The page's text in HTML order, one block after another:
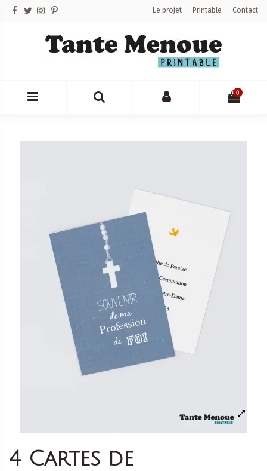
Le projet Printable Contact
0
4 Cartes de